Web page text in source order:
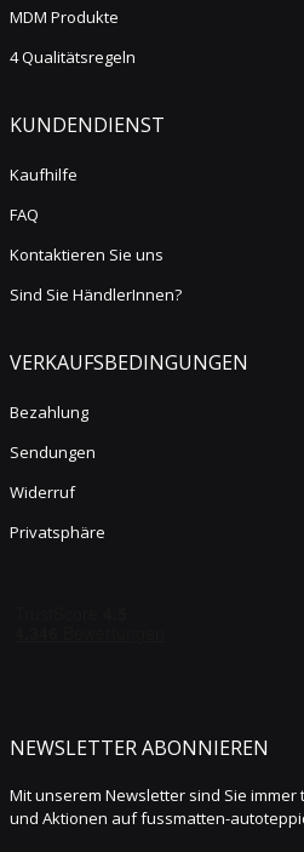
MDM Produkte
4 Qualitätsregeln
KUNDENDIENST
Kaufhilfe
FAQ
Kontaktieren Sie uns
Sind Sie HändlerInnen?
VERKAUFSBEDINGUNGEN
Bezahlung
Sendungen
Widerruf
Privatsphäre
NEWSLETTER ABONNIEREN
Mit unserem Newsletter sind Sie
und Aktionen auf fussmatten-